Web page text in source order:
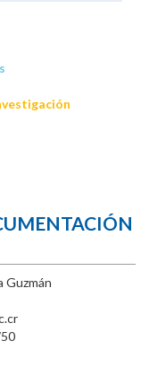
Guzmán